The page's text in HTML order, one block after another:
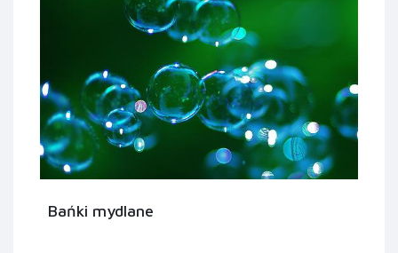
Bańki mydlane